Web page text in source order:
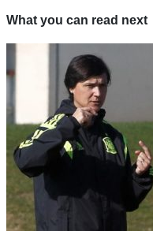
What you can read next